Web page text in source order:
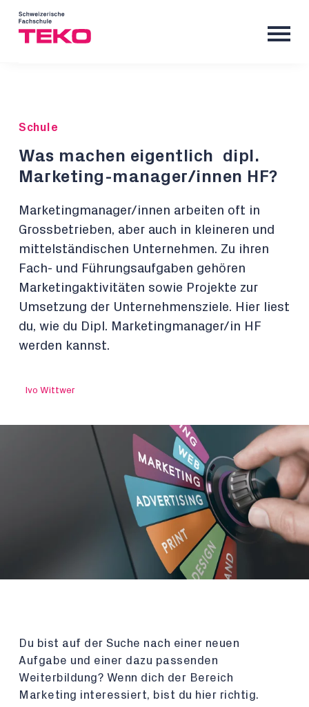
Schule
Was machen eigentlich dipl.
Marketing-manager/innen HF?
Marketingmanager/innen arbeiten oft in
Grossbetrieben, aber auch in kleineren und
mittelständischen Unternehmen. Zu ihren
Fach- und Führungsaufgaben gehören
Marketingaktivitäten sowie Projekte zur
Umsetzung der Unternehmensziele. Hier liest
du, wie du Dipl. Marketingmanager/in HF
werden kannst.
Ivo Wittwer
Du bist auf der Suche nach einer neuen
Aufgabe und einer dazu passenden
Weiterbildung? Wenn dich der Bereich
Marketing interessiert, bist du hier richtig.